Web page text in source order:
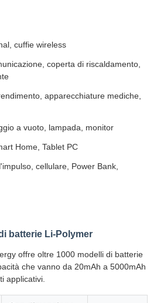
cuffie wireless
coperta di riscaldamento,
apparecchiature mediche,
a vuoto, lampada, monitor
Home, Tablet PC
cellulare, Power Bank,
batterie Li-Polymer
offre oltre 1000 modelli di batterie
che vanno da 20mAh a 5000mAh
applicativi.